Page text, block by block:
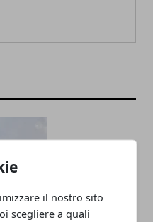
il nostro sito
scegliere a quali